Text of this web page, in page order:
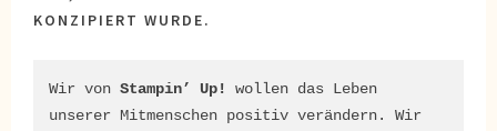
KONZIPIERT WURDE.
Wir von Stampin’ Up!
wollen das Leben
unserer Mitmenschen positiv verändern. Wir